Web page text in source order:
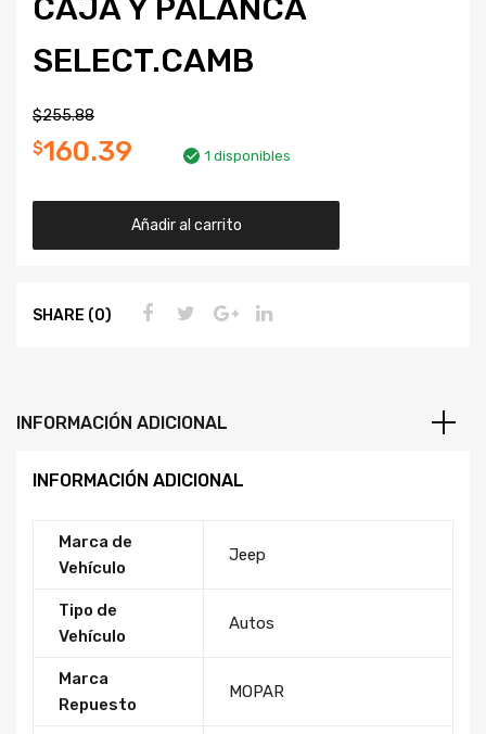
CAJA Y PALANCA
SELECT.CAMB
$255.88
$160.39 1 disponibles
Añadir al carrito
SHARE (0)
INFORMACIÓN ADICIONAL
INFORMACIÓN ADICIONAL
Marca de
Vehículo
Jeep
Tipo de
Vehículo
Autos
Marca
Repuesto
MOPAR